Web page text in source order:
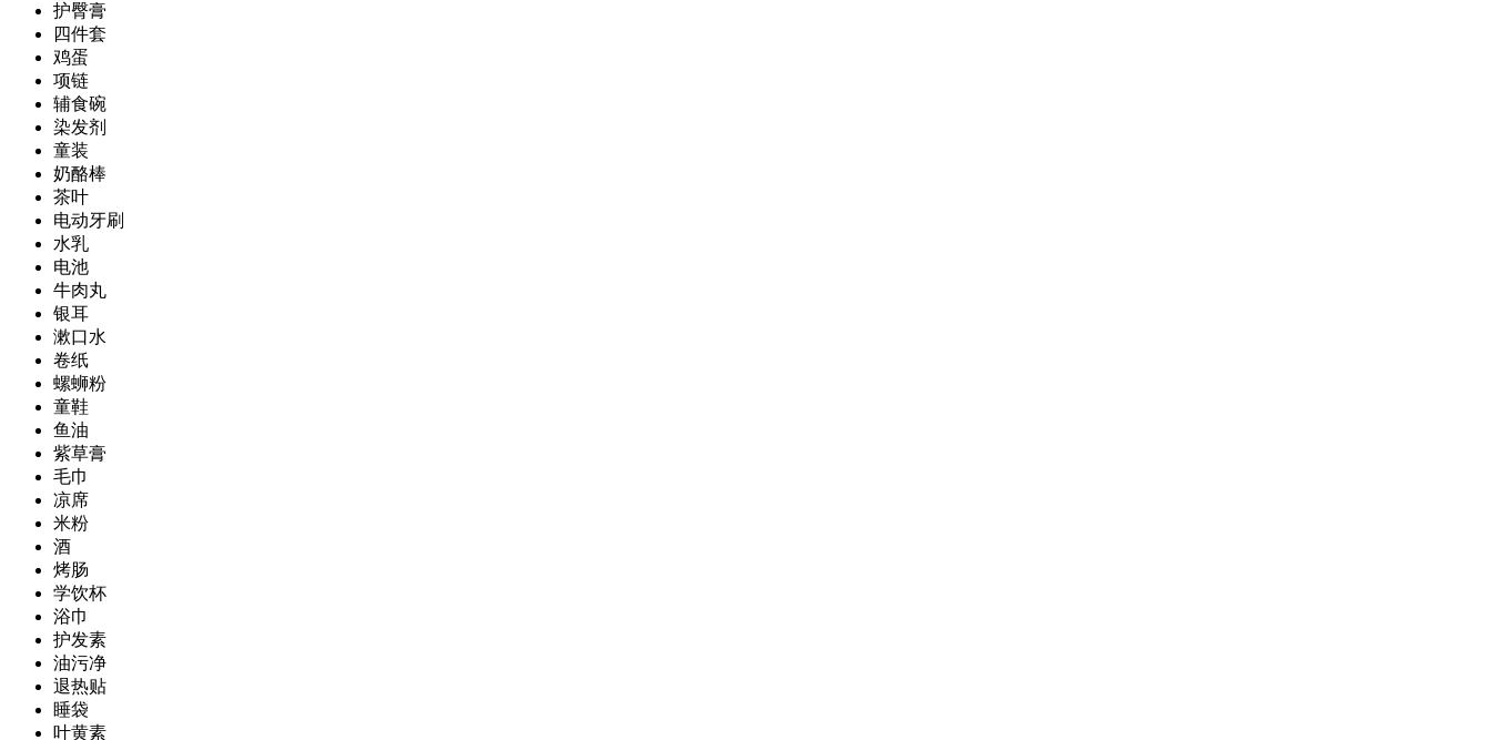
护臀膏
四件套
鸡蛋
项链
辅食碗
染发剂
童装
奶酪棒
茶叶
电动牙刷
水乳
电池
牛肉丸
银耳
漱口水
卷纸
螺蛳粉
童鞋
鱼油
紫草膏
毛巾
凉席
米粉
酒
烤肠
学饮杯
浴巾
护发素
油污净
退热贴
睡袋
叶黄素